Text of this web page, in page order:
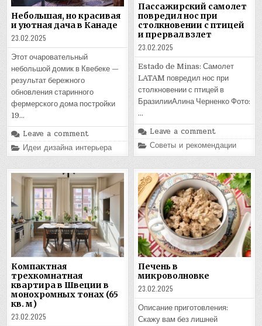
Небольшая, но красивая
и уютная дача в Канаде
23.02.2025
Этот очаровательный
небольшой домик в Квебеке —
результат бережного
обновления старинного
фермерского дома постройки
19…
Leave a comment
Posted
in
Идеи дизайна интерьера
Пассажирский самолет
повредил нос при
столкновении с птицей
и прервал взлет
23.02.2025
Estado de Minas: Самолет
LATAM повредил нос при
столкновении с птицей в
БразилииАлина Черненко Фото:
…
Leave a comment
Posted
Советы и рекомендации
Компактная
трехкомнатная
квартира в Швеции в
монохромных тонах (65
кв. м)
23.02.2025
Печень в
микроволновке
23.02.2025
Описание приготовления:
Скажу вам без лишней